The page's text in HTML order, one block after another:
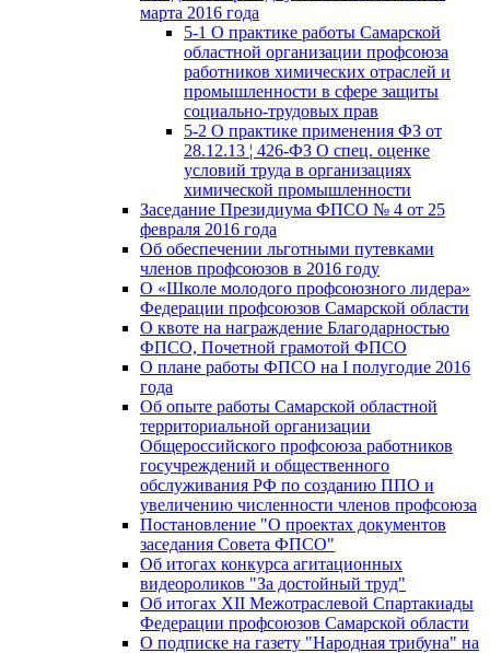
марта 2016 года
5-1 О практике работы Самарской
областной организации профсоюза
работников химических отраслей и
промышленности в сфере защиты
социально-трудовых прав
5-2 О практике применения ФЗ от
28.12.13 ¦ 426-ФЗ О спец. оценке
условий труда в организациях
химической промышленности
Заседание Президиума ФПСО № 4 от 25
февраля 2016 года
Об обеспечении льготными путевками
членов профсоюзов в 2016 году
О «Школе молодого профсоюзного лидера»
Федерации профсоюзов Самарской области
О квоте на награждение Благодарностью
ФПСО, Почетной грамотой ФПСО
О плане работы ФПСО на I полугодие 2016
года
Об опыте работы Самарской областной
территориальной организации
Общероссийского профсоюза работников
госучреждений и общественного
обслуживания РФ по созданию ППО и
увеличению численности членов профсоюза
Постановление "О проектах документов
заседания Совета ФПСО"
Об итогах конкурса агитационных
видеороликов "За достойный труд"
Об итогах XII Межотраслевой Спартакиады
Федерации профсоюзов Самарской области
О подписке на газету "Народная трибуна" на